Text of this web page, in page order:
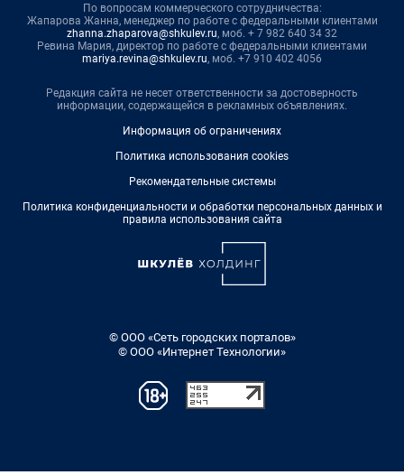
По вопросам коммерческого сотрудничества:
Жапарова Жанна, менеджер по работе с федеральными клиентами
zhanna.zhaparova@shkulev.ru, моб. + 7 982 640 34 32
Ревина Мария, директор по работе с федеральными клиентами
mariya.revina@shkulev.ru, моб. +7 910 402 4056
Редакция сайта не несет ответственности за достоверность
информации, содержащейся в рекламных объявлениях.
Информация об ограничениях
Политика использования cookies
Рекомендательные системы
Политика конфиденциальности и обработки персональных данных и
правила использования сайта
© ООО «Сеть городских порталов»
© ООО «Интернет Технологии»